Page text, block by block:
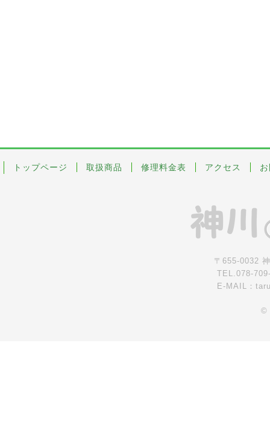
トップページ 取扱商品 修理料金表 アクセス
〒655-0032
TEL.078-
E-MAIL：
©